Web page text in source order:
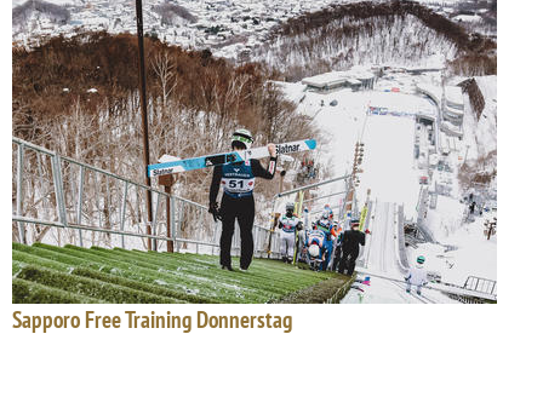
Sapporo Free Training Donnerstag